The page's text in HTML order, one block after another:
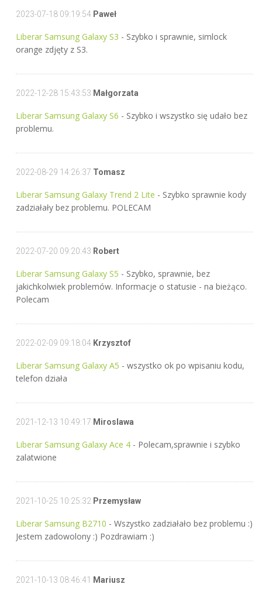
2023-07-18 09:19:54 Paweł
Liberar Samsung Galaxy S3 - Szybko i sprawnie, simlock
orange zdjęty z S3.
2022-12-28 15:43:53 Małgorzata
Liberar Samsung Galaxy S6 - Szybko i wszystko się udało bez
problemu.
2022-08-29 14:26:37 Tomasz
Liberar Samsung Galaxy Trend 2 Lite - Szybko sprawnie kody
zadziałały bez problemu. POLECAM
2022-07-20 09:20:43 Robert
Liberar Samsung Galaxy S5 - Szybko, sprawnie, bez
jakichkolwiek problemów. Informacje o statusie - na bieżąco.
Polecam
2022-02-09 09:18:04 Krzysztof
Liberar Samsung Galaxy A5 - wszystko ok po wpisaniu kodu,
telefon działa
2021-12-13 10:49:17 Miroslawa
Liberar Samsung Galaxy Ace 4 - Polecam,sprawnie i szybko
zalatwione
2021-10-25 10:25:32 Przemysław
Liberar Samsung B2710 - Wszystko zadziałało bez problemu :)
Jestem zadowolony :) Pozdrawiam :)
2021-10-13 08:46:41 Mariusz